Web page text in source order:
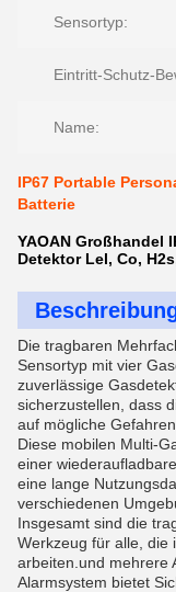
Sensortyp:
Eintritt-Schutz-
Name:
IP67 Portable
Batterie
YAOAN Großhandel
Detektor Lel, Co,
Die tragbaren
Sensortyp mit vier
zuverlässige
sicherzustellen, dass
auf mögliche
Diese mobilen Multi-
einer
eine lange
verschiedenen
Insgesamt sind die
Werkzeug für alle, die
arbeiten.und mehrere
Alarmsystem bietet